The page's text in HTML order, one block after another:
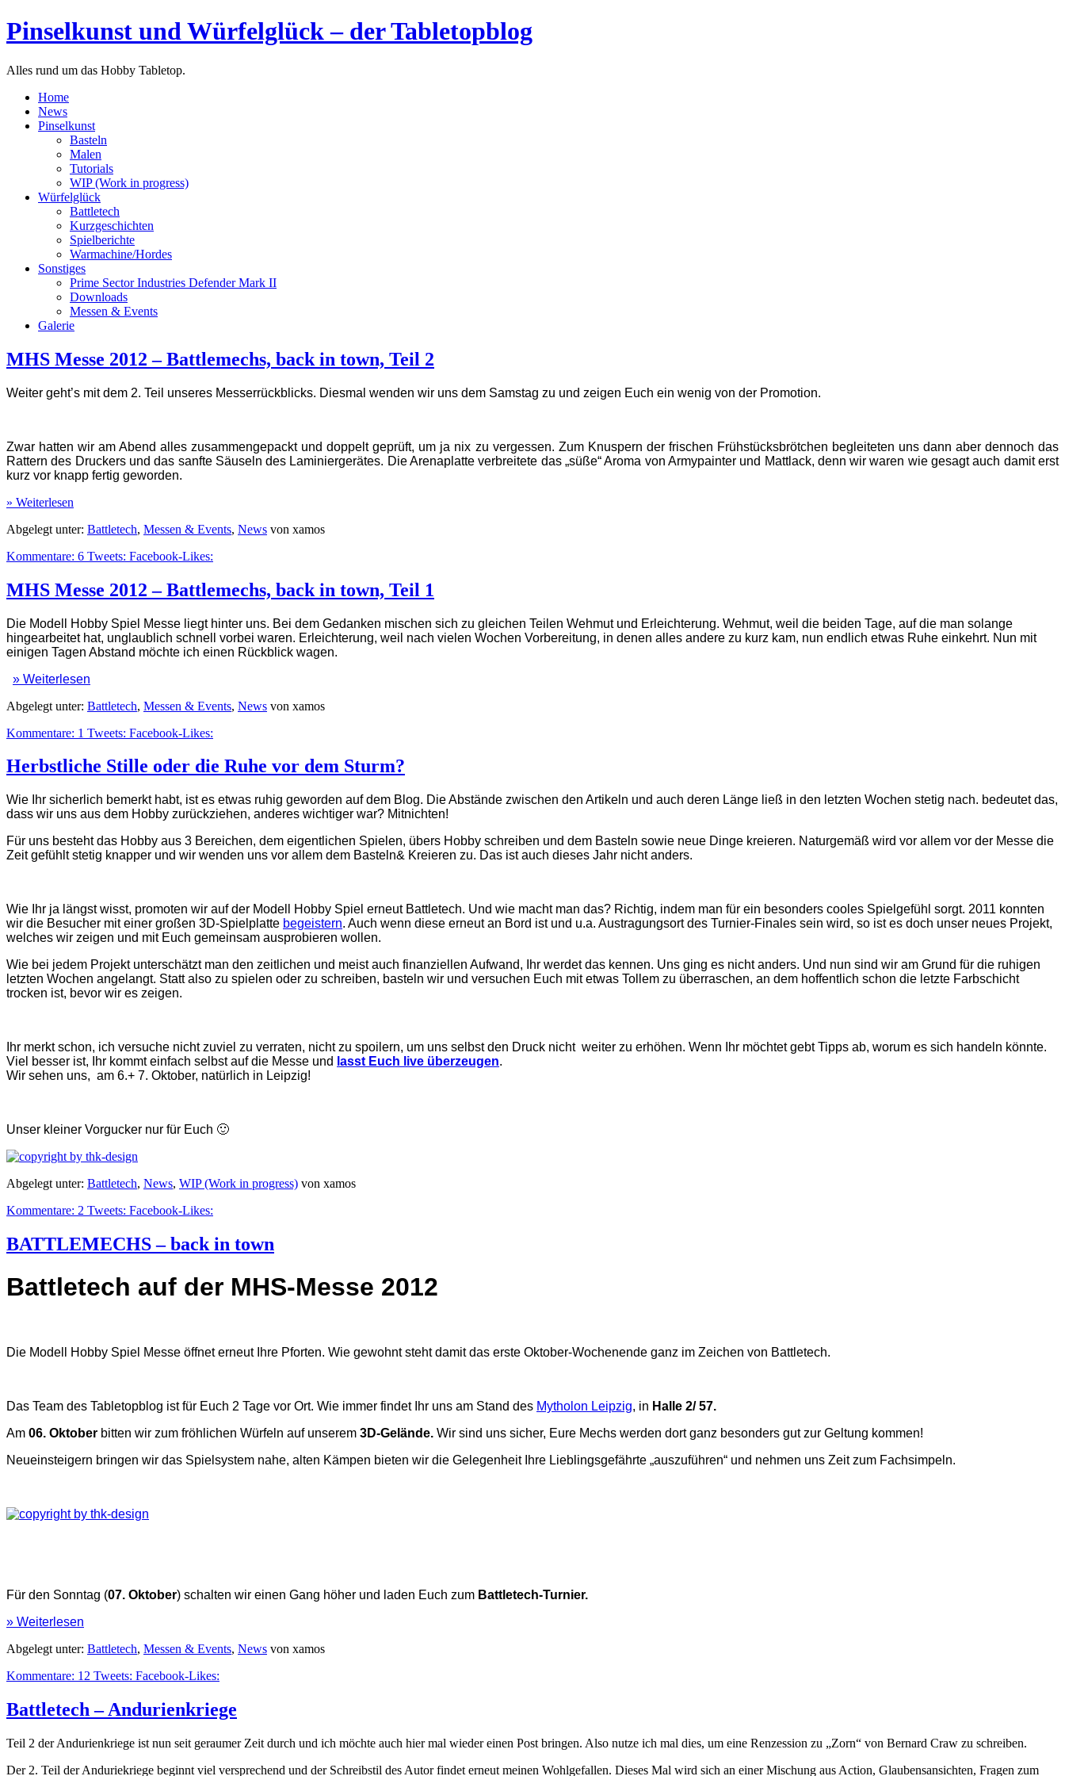
Pinselkunst und Würfelglück – der Tabletopblog
Alles rund um das Hobby Tabletop.
Home
News
Pinselkunst
Basteln
Malen
Tutorials
WIP (Work in progress)
Würfelglück
Battletech
Kurzgeschichten
Spielberichte
Warmachine/Hordes
Sonstiges
Prime Sector Industries Defender Mark II
Downloads
Messen & Events
Galerie
MHS Messe 2012 – Battlemechs, back in town, Teil 2
Weiter geht’s mit dem 2. Teil unseres Messerrückblicks. Diesmal wenden wir uns dem Samstag zu und zeigen Euch ein wenig von der Promotion.
Zwar hatten wir am Abend alles zusammengepackt und doppelt geprüft, um ja nix zu vergessen. Zum Knuspern der frischen Frühstücksbrötchen begleiteten uns dann aber dennoch das
Rattern des Druckers und das sanfte Säuseln des Laminiergerätes. Die Arenaplatte verbreitete das „süße“ Aroma von Armypainter und Mattlack, denn wir waren wie gesagt auch damit erst
kurz vor knapp fertig geworden.
» Weiterlesen
Abgelegt unter: Battletech, Messen & Events, News von xamos
Kommentare: 6 Tweets: Facebook-Likes:
MHS Messe 2012 – Battlemechs, back in town, Teil 1
Die Modell Hobby Spiel Messe liegt hinter uns. Bei dem Gedanken mischen sich zu gleichen Teilen Wehmut und Erleichterung. Wehmut, weil die beiden Tage, auf die man solange
hingearbeitet hat, unglaublich schnell vorbei waren. Erleichterung, weil nach vielen Wochen Vorbereitung, in denen alles andere zu kurz kam, nun endlich etwas Ruhe einkehrt. Nun mit
einigen Tagen Abstand möchte ich einen Rückblick wagen.
» Weiterlesen
Abgelegt unter: Battletech, Messen & Events, News von xamos
Kommentare: 1 Tweets: Facebook-Likes:
Herbstliche Stille oder die Ruhe vor dem Sturm?
Wie Ihr sicherlich bemerkt habt, ist es etwas ruhig geworden auf dem Blog. Die Abstände zwischen den Artikeln und auch deren Länge ließ in den letzten Wochen stetig nach. bedeutet das,
dass wir uns aus dem Hobby zurückziehen, anderes wichtiger war? Mitnichten!
Für uns besteht das Hobby aus 3 Bereichen, dem eigentlichen Spielen, übers Hobby schreiben und dem Basteln sowie neue Dinge kreieren. Naturgemäß wird vor allem vor der Messe die
Zeit gefühlt stetig knapper und wir wenden uns vor allem dem Basteln& Kreieren zu. Das ist auch dieses Jahr nicht anders.
Wie Ihr ja längst wisst, promoten wir auf der Modell Hobby Spiel erneut Battletech. Und wie macht man das? Richtig, indem man für ein besonders cooles Spielgefühl sorgt. 2011 konnten
wir die Besucher mit einer großen 3D-Spielplatte begeistern. Auch wenn diese erneut an Bord ist und u.a. Austragungsort des Turnier-Finales sein wird, so ist es doch unser neues Projekt,
welches wir zeigen und mit Euch gemeinsam ausprobieren wollen.
Wie bei jedem Projekt unterschätzt man den zeitlichen und meist auch finanziellen Aufwand, Ihr werdet das kennen. Uns ging es nicht anders. Und nun sind wir am Grund für die ruhigen
letzten Wochen angelangt. Statt also zu spielen oder zu schreiben, basteln wir und versuchen Euch mit etwas Tollem zu überraschen, an dem hoffentlich schon die letzte Farbschicht
trocken ist, bevor wir es zeigen.
Ihr merkt schon, ich versuche nicht zuviel zu verraten, nicht zu spoilern, um uns selbst den Druck nicht weiter zu erhöhen. Wenn Ihr möchtet gebt Tipps ab, worum es sich handeln könnte.
Viel besser ist, Ihr kommt einfach selbst auf die Messe und lasst Euch live überzeugen.
Wir sehen uns, am 6.+ 7. Oktober, natürlich in Leipzig!
Unser kleiner Vorgucker nur für Euch 🙂
Abgelegt unter: Battletech, News, WIP (Work in progress) von xamos
Kommentare: 2 Tweets: Facebook-Likes:
BATTLEMECHS – back in town
Battletech auf der MHS-Messe 2012
Die Modell Hobby Spiel Messe öffnet erneut Ihre Pforten. Wie gewohnt steht damit das erste Oktober-Wochenende ganz im Zeichen von Battletech.
Das Team des Tabletopblog ist für Euch 2 Tage vor Ort. Wie immer findet Ihr uns am Stand des Mytholon Leipzig, in Halle 2/ 57.
Am 06. Oktober bitten wir zum fröhlichen Würfeln auf unserem 3D-Gelände. Wir sind uns sicher, Eure Mechs werden dort ganz besonders gut zur Geltung kommen!
Neueinsteigern bringen wir das Spielsystem nahe, alten Kämpen bieten wir die Gelegenheit Ihre Lieblingsgefährte „auszuführen“ und nehmen uns Zeit zum Fachsimpeln.
Für den Sonntag (07. Oktober) schalten wir einen Gang höher und laden Euch zum Battletech-Turnier.
» Weiterlesen
Abgelegt unter: Battletech, Messen & Events, News von xamos
Kommentare: 12 Tweets: Facebook-Likes:
Battletech – Andurienkriege
Teil 2 der Andurienkriege ist nun seit geraumer Zeit durch und ich möchte auch hier mal wieder einen Post bringen. Also nutze ich mal dies, um eine Renzession zu „Zorn“ von Bernard Craw zu schreiben.
Der 2. Teil der Anduriekriege beginnt viel versprechend und der Schreibstil des Autor findet erneut meinen Wohlgefallen. Dieses Mal wird sich an einer Mischung aus Action, Glaubensansichten, Fragen zum